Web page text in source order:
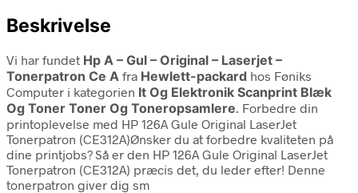
Beskrivelse
Vi har fundet Hp A – Gul – Original – Laserjet –
Tonerpatron Ce A fra Hewlett-packard hos Føniks
Computer i kategorien It Og Elektronik Scanprint Blæk
Og Toner Toner Og Toneropsamlere. Forbedre din
printoplevelse med HP 126A Gule Original LaserJet
Tonerpatron (CE312A)Ønsker du at forbedre kvaliteten på
dine printjobs? Så er den HP 126A Gule Original LaserJet
Tonerpatron (CE312A) præcis det, du leder efter! Denne
tonerpatron giver dig sm